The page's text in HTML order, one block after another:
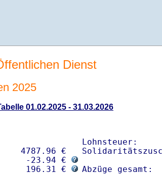
Dienst
2025
01.02.2025 - 31.03.2026
4787.96 €
-23.94 €
196.31 €
Lohnsteuer:
Abzüge